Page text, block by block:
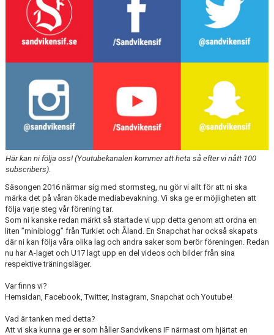
INTRESSEANMÄLAN FÖR SPELARE
Här kan ni följa oss! (Youtubekanalen kommer att heta så efter vi nått 100
subscribers).
Säsongen 2016 närmar sig med stormsteg, nu gör vi allt för att ni ska
märka det på våran ökade mediabevakning. Vi ska ge er möjligheten att
följa varje steg vår förening tar.
Som ni kanske redan märkt så startade vi upp detta genom att ordna en
liten ”miniblogg” från Turkiet och Åland. En Snapchat har också skapats
där ni kan följa våra olika lag och andra saker som berör föreningen. Redan
nu har A-laget och U17 lagt upp en del videos och bilder från sina
respektive träningsläger.
Var finns vi?
Hemsidan, Facebook, Twitter, Instagram, Snapchat och Youtube!
Vad är tanken med detta?
Att vi ska kunna ge er som håller Sandvikens IF närmast om hjärtat en